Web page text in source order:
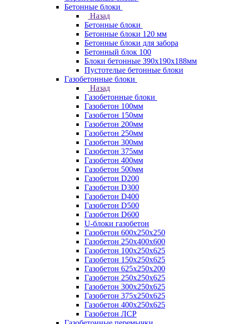
Бетонные блоки
Назад
Бетонные блоки
Бетонные блоки 120 мм
Бетонные блоки для забора
Бетонный блок 100
Блоки бетонные 390х190х188мм
Пустотелые бетонные блоки
Газобетонные блоки
Назад
Газобетонные блоки
Газобетон 100мм
Газобетон 150мм
Газобетон 200мм
Газобетон 250мм
Газобетон 300мм
Газобетон 375мм
Газобетон 400мм
Газобетон 500мм
Газобетон D200
Газобетон D300
Газобетон D400
Газобетон D500
Газобетон D600
U-блоки газобетон
Газобетон 600x250x250
Газобетон 250x400x600
Газобетон 100х250х625
Газобетон 150х250х625
Газобетон 625х250х200
Газобетон 250х250х625
Газобетон 300х250х625
Газобетон 375х250х625
Газобетон 400х250х625
Газобетон ЛСР